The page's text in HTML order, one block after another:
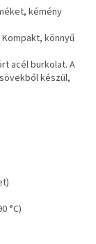
kémény
Kompakt, könnyű
acél burkolat. A
készül,
°C)